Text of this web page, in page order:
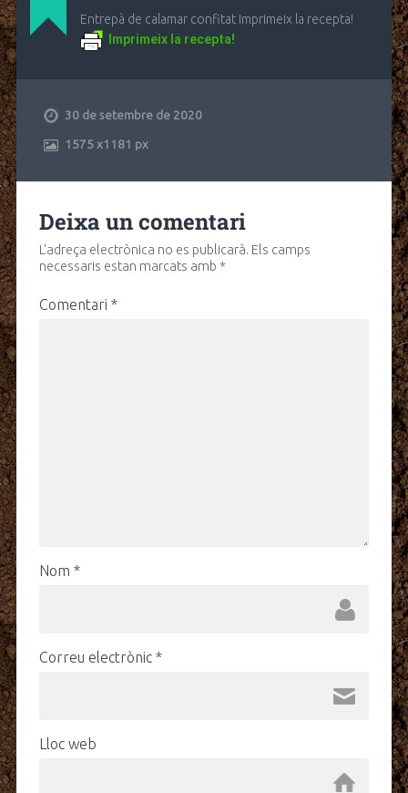
Entrepà de calamar confitat Imprimeix la recepta!
Imprimeix la recepta!
30 de setembre de 2020
1575x1181 px
Deixa un comentari
L'adreça electrònica no es publicarà. Els camps
necessaris estan marcats amb *
Comentari *
Nom *
Correu electrònic *
Lloc web